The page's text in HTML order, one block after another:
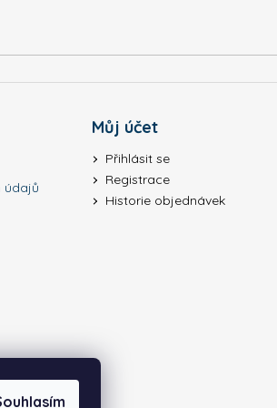
údajů
Můj účet
Přihlásit se
Registrace
Historie objednávek